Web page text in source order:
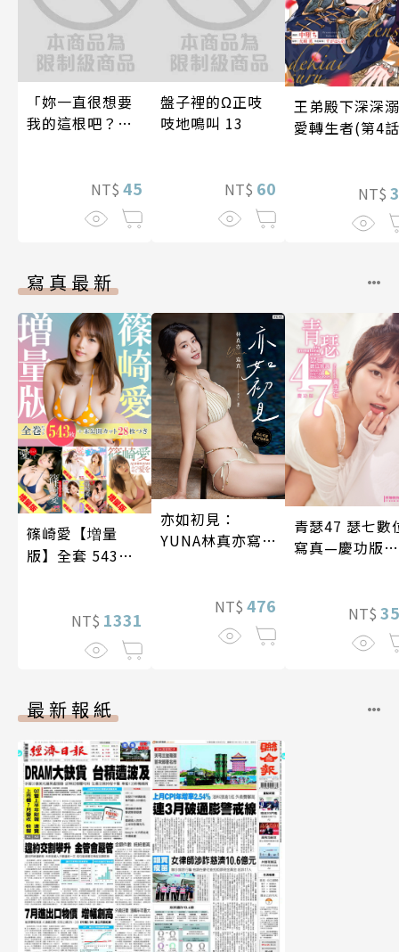
「妳一直很想要
我的這根吧？」
續絕頂升天一個
月(第15話)
NT$ 45
盤子裡的Ω正吱
吱地鳴叫 13
NT$ 60
王弟殿下深深溺
愛轉生者(第4
NT$
寫真最新
篠崎愛【増量
版】全套 543張
NT$ 1331
亦如初見：
YUNA林真亦寫
NT$ 476
青瑟47 瑟七數
寫真—慶功版
NT$
最新報紙